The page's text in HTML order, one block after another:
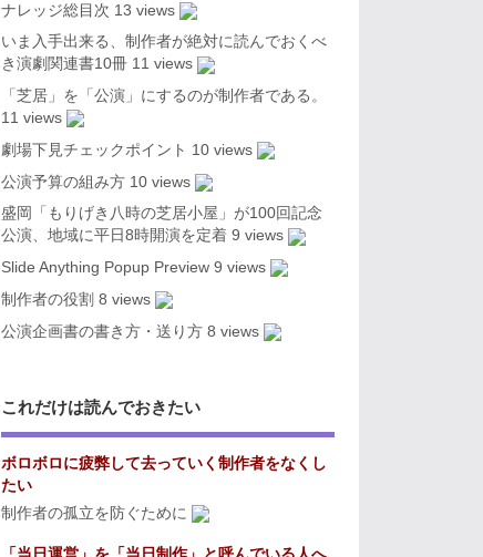
ナレッジ総目次 13 views
いま入手出来る、制作者が絶対に読んでおくべ
き演劇関連書10冊 11 views
「芝居」を「公演」にするのが制作者である。
11 views
劇場下見チェックポイント 10 views
公演予算の組み方 10 views
盛岡「もりげき八時の芝居小屋」が100回記念
公演、地域に平日8時開演を定着 9 views
Slide Anything Popup Preview 9 views
制作者の役割 8 views
公演企画書の書き方・送り方 8 views
これだけは読んでおきたい
ボロボロに疲弊して去っていく制作者をなくし
たい
制作者の孤立を防ぐために